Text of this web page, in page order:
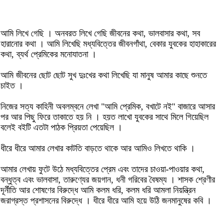
আমি লিখে গেছি । অনবরত লিখে গেছি জীবনের কথা, ভালবাসার কথা, সব
হারানোর কথা । আমি লিখেছি মধ্যবিত্তের জীবনগাঁথা, বেকার যুবকের হাহাকারের
কথা, ব্যর্থ প্রেমিকের মনোযাতনা ।
আমি জীবনের ছোট ছোট সুখ দুঃখের কথা লিখেছি যা মানুষ আমার কাছে শুনতে
চাইত ।
নিজের সত্য কাহিনী অবলম্বনে লেখা "আমি প্রেমিক, বখাটে নই" বাজারে আসার
পর আর পিছু ফিরে তাকাতে হয় নি । হয়ত লাখো যুবকের সাথে মিলে গিয়েছিল
বলেই বইটি এতটা পাঠক প্রিয়তা পেয়েছিল ।
ধীরে ধীরে আমার লেখার কাটতি বাড়তে থাকে আর আমিও লিখতে থাকি ।
আমার লেখায় ফুটে উঠে মধ্যবিত্তের প্রেম এবং তাদের চাওয়া-পাওয়ার কথা,
বন্ধুত্ব এবং ভালবাসা, তারুণ্যের জয়গান, ধনী গরিবের বৈষম্য । শাসক শ্রেণীর
দূর্নীতি আর শোষণের বিরুদ্ধে আমি কলম ধরি, কলম ধরি আমলা নিয়ন্ত্রিন
জরাগ্রস্ত প্রশাসনের বিরুদ্ধে । ধীরে ধীরে আমি হয়ে উঠি জনমানুষের কবি ।